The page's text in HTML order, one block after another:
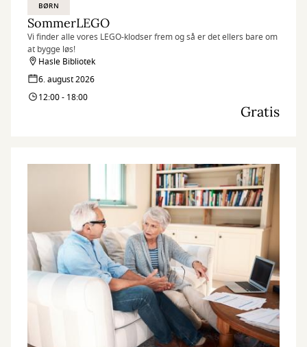
BØRN
SommerLEGO
Vi finder alle vores LEGO-klodser frem og så er det ellers bare om
at bygge løs!
Hasle Bibliotek
6. august 2026
12:00 - 18:00
Gratis